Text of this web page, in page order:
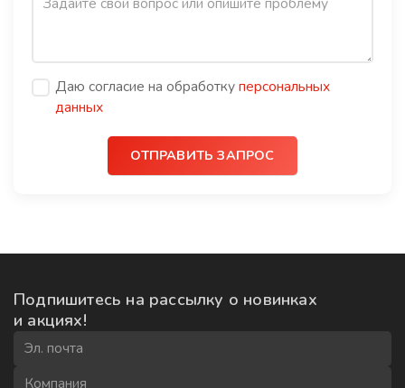
Даю согласие на обработкуперсональных
данных
ОТПРАВИТЬ ЗАПРОС
Подпишитесь на рассылку о новинках
и акциях!